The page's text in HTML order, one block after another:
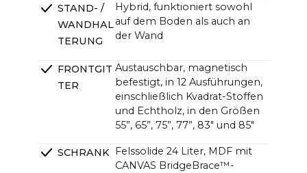
STAND- /
WANDHAL
TERUNG
Hybrid, funktioniert sowohl
auf dem Boden als auch an
der Wand
FRONTGIT
TER
Austauschbar, magnetisch
befestigt, in 12 Ausführungen,
einschließlich Kvadrat-Stoffen
und Echtholz, in den Größen
55”, 65”, 75”, 77”, 83" und 85"
SCHRANK Felssolide 24 Liter, MDF mit
CANVAS BridgeBrace™-